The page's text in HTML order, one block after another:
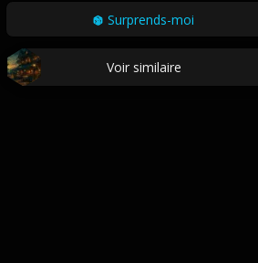
Surprends-moi
Voir similaire